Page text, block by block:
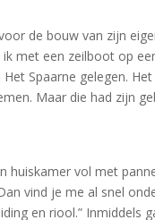
de bouw van zijn
met een zeilboot op
Spaarne gelegen.
Maar die had zijn
vol met
vind je me al snel
en riool.” Inmiddels